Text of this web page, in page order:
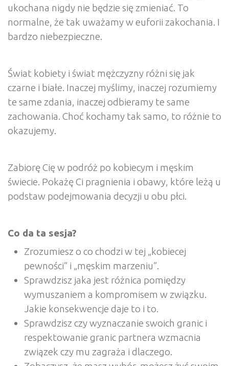
ukochana nigdy nie będzie się zmieniać. To
normalne, że tak uważamy w euforii zakochania. I
bardzo niebezpieczne.
Świat kobiety i świat mężczyzny różni się jak
czarne i białe. Inaczej myślimy, inaczej rozumiemy
te same zdania, inaczej odbieramy te same
zachowania. Choć kochamy tak samo, to różnie to
okazujemy.
Zabiorę Cię w podróż po kobiecym i męskim
świecie. Pokażę Ci pragnienia i obawy, które leżą u
podstaw podejmowania decyzji u obu płci.
Co da ta sesja?
Zrozumiesz o co chodzi w tej „kobiecej
pewności” i „męskim marzeniu”.
Sprawdzisz jaka jest różnica pomiędzy
wymuszaniem a kompromisem w związku.
Jakie konsekwencje daje to i to.
Sprawdzisz czy wyznaczanie swoich granic i
respektowanie granic partnera wzmacnia
związek czy mu zagraża i dlaczego.